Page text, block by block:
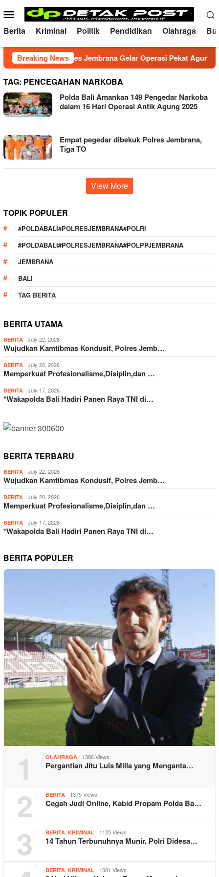
to
content
Mobile
Menu
Berita Kriminal Politik Pendidikan Olahraga
Breaking News
Kondusif, Polres Jembrana Gelar Operasi Pekat Agung 2026
TAG: PENCEGAHAN NARKOBA
Polda Bali Amankan 149 Pengedar Narkoba
dalam 16 Hari Operasi Antik Agung 2025
Empat pegedar dibekuk Polres Jembrana,
Tiga TO
View More
TOPIK POPULER
#POLDABALI#POLRESJEMBRANA#POLRI
#POLDABALI#POLRESJEMBRANA#POLPPJEMBRANA
JEMBRANA
BALI
TAG BERITA
BERITA UTAMA
BERITA July 22, 2026
Wujudkan Kamtibmas Kondusif, Polres Jemb…
BERITA July 20, 2026
Memperkuat Profesionalisme,Disiplin,dan …
BERITA July 17, 2026
*Wakapolda Bali Hadiri Panen Raya TNI di…
BERITA TERBARU
BERITA July 22, 2026
Wujudkan Kamtibmas Kondusif, Polres Jemb…
BERITA July 20, 2026
Memperkuat Profesionalisme,Disiplin,dan …
BERITA July 17, 2026
*Wakapolda Bali Hadiri Panen Raya TNI di…
BERITA POPULER
1 OLAHRAGA 1386 Views
Pergantian Jitu Luis Milla yang Menganta…
2 BERITA 1375 Views
Cegah Judi Online, Kabid Propam Polda Ba…
3 BERITA, KRIMINAL 1125 Views
14 Tahun Terbunuhnya Munir, Polri Didesa…
BERITA, KRIMINAL 1081 Views